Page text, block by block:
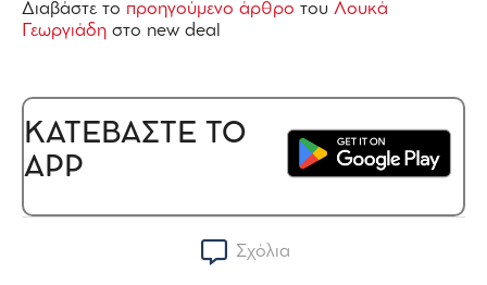
Διαβάστε το προηγούμενο άρθρο του Λουκά
Γεωργιάδη στο new deal
ΚΑΤΕΒΑΣΤΕ ΤΟ
APP
Σχόλια